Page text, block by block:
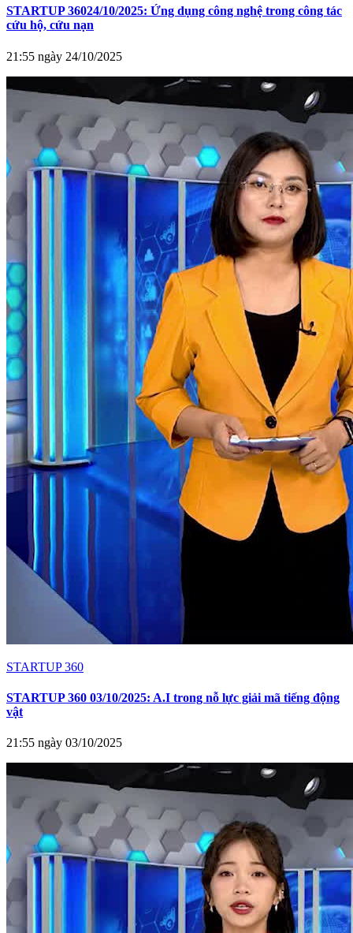
STARTUP 36024/10/2025: Ứng dụng công nghệ trong công tác
cứu hộ, cứu nạn
21:55 ngày 24/10/2025
STARTUP 360
STARTUP 360 03/10/2025: A.I trong nỗ lực giải mã tiếng động
vật
21:55 ngày 03/10/2025